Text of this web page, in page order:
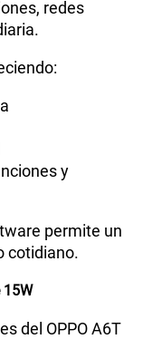
redes
y
permite un
cotidiano.
15W
del OPPO A6T